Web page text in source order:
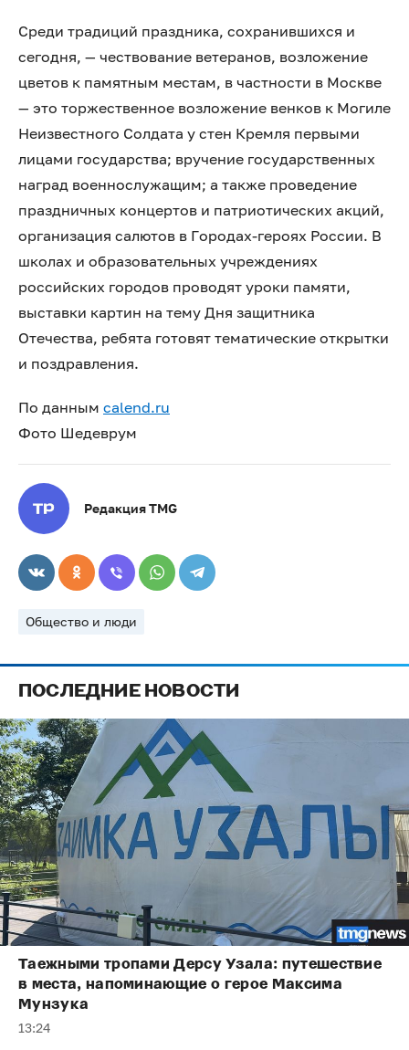
Среди традиций праздника, сохранившихся и
сегодня, — чествование ветеранов, возложение
цветов к памятным местам, в частности в Москве
— это торжественное возложение венков к Могиле
Неизвестного Солдата у стен Кремля первыми
лицами государства; вручение государственных
наград военнослужащим; а также проведение
праздничных концертов и патриотических акций,
организация салютов в Городах-героях России. В
школах и образовательных учреждениях
российских городов проводят уроки памяти,
выставки картин на тему Дня защитника
Отечества, ребята готовят тематические открытки
и поздравления.
По данным calend.ru
Фото Шедеврум
Редакция TMG
Общество и люди
ПОСЛЕДНИЕ НОВОСТИ
Таежными тропами Дерсу Узала: путешествие
в места, напоминающие о герое Максима
Мунзука
13:24